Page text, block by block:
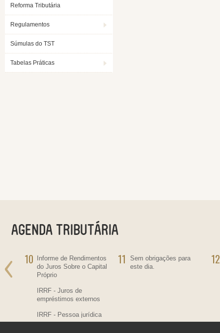
Reforma Tributária
Regulamentos
Súmulas do TST
Tabelas Práticas
10
Informe de Rendimentos
do Juros Sobre o Capital
Próprio
IRRF - Juros de
empréstimos externos
IRRF - Pessoa jurídica
residente no País,
11
Sem obrigações para
este dia.
12